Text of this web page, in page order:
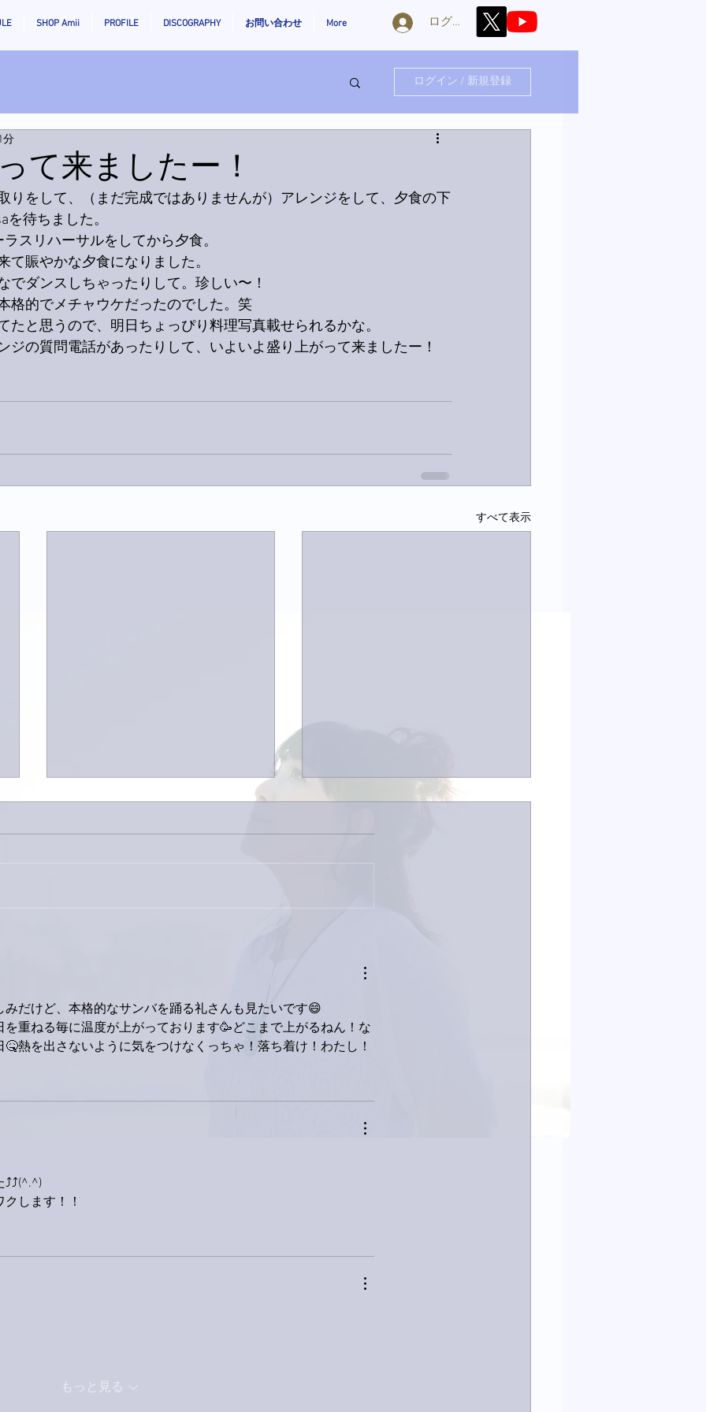
SHOP Amii PROFILE DISCOGRAPHY お問い合わせ More ログイン
ログイン / 新規登録
て来ましたー！
分
りをして、（まだ完成ではありませんが）アレンジをして、夕食の下
待ちました。
スリハーサルをしてから夕食。
て賑やかな夕食になりました。
でダンスしちゃったりして。珍しい〜！
格的でメチャウケだったのでした。笑
たと思うので、明日ちょっぴり料理写真載せられるかな。
ジの質問電話があったりして、いよいよ盛り上がって来ましたー！
すべて表示
だけど、本格的なサンバを踊る礼さんも見たいです😄
重ねる毎に温度が上がっております🥳どこまで上がるねん！な
熱を出さないように気をつけなくっちゃ！落ち着け！わたし！
⤴⤴(^.^)
します！！
もっと見る